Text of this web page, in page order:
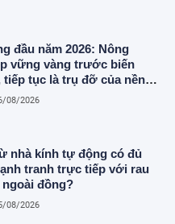
đầu năm 2026: Nông
vững vàng trước biến
tiếp tục là trụ đỡ của nền
08/2026
nhà kính tự động có đủ
tranh trực tiếp với rau
đồng?
08/2026